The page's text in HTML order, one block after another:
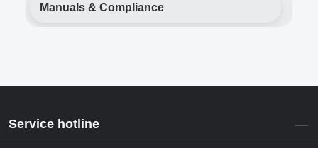
Manuals & Compliance
Service hotline